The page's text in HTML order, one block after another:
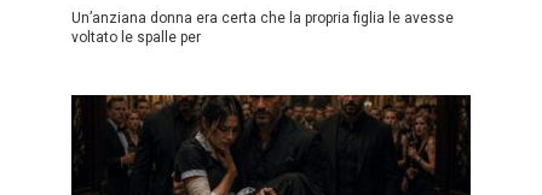
Un’anziana donna era certa che la propria figlia le avesse
voltato le spalle per